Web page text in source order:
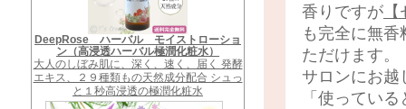
DeepRose ハーバル モイストローショ
ン（高浸透ハーバル極潤化粧水）
大人のしぼみ肌に、深く、速く、届く 発酵
エキス、２９種類もの天然成分配合 シュっ
と１秒高浸透の極潤化粧水
香りですが
も完全に無
ただけます。
サロンにお越
「使ってい